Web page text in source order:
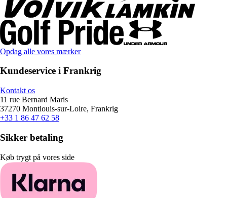
Opdag alle vores mærker
Kundeservice i Frankrig
Kontakt os
11 rue Bernard Maris
37270 Montlouis-sur-Loire, Frankrig
+33 1 86 47 62 58
Sikker betaling
Køb trygt på vores side